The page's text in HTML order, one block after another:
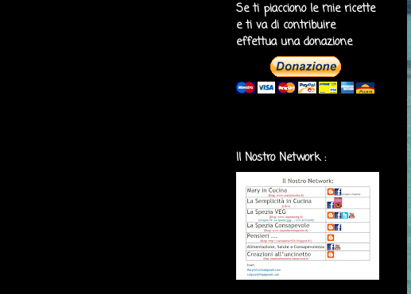
Se ti piacciono le mie ricette
e ti va di contribuire
effettua una donazione
Il Nostro Network :